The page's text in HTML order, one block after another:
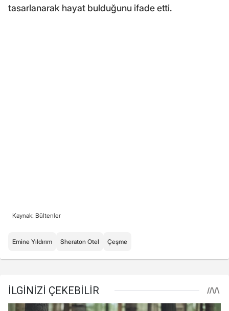
tasarlanarak hayat bulduğunu ifade etti.
Kaynak: Bültenler
Emine Yıldırım Sheraton Otel Çeşme